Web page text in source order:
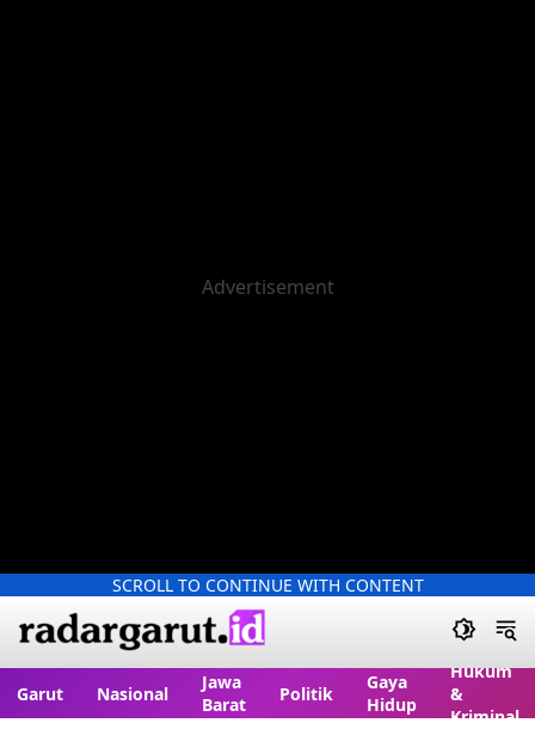
SCROLL TO CONTINUE WITH CONTENT
Garut Nasional
Jawa
Barat
Politik
Gaya
Hidup
Hukum
&
Kriminal